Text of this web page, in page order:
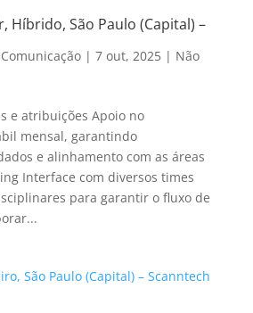
Híbrido, São Paulo (Capital) –
Comunicação| 7 out, 2025| Não
e atribuições Apoio no
mensal, garantindo
e alinhamento com as áreas
Interface com diversos times
para garantir o fluxo de